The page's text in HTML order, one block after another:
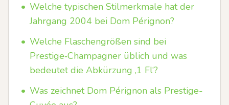
• Welche typischen Stilmerkmale hat der
Jahrgang 2004 bei Dom Pérignon?
• Welche Flaschengrößen sind bei
Prestige‑Champagner üblich und was
bedeutet die Abkürzung ‚1 Fl‘?
• Was zeichnet Dom Pérignon als Prestige-